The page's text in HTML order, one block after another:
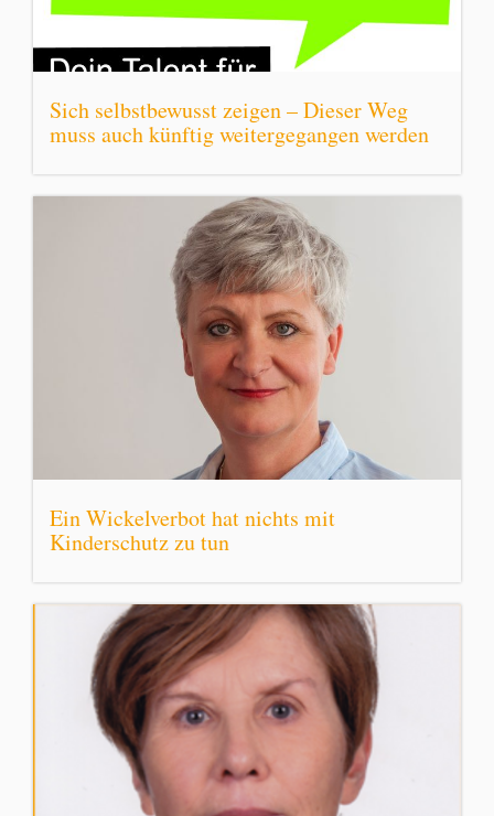
Sich selbstbewusst zeigen – Dieser Weg
muss auch künftig weitergegangen werden
Ein Wickelverbot hat nichts mit
Kinderschutz zu tun